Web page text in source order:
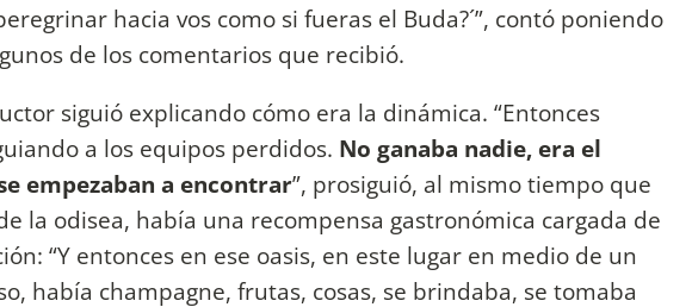
hacia vos como si fueras el Buda?´”, contó poniendo
de los comentarios que recibió.
siguió explicando cómo era la dinámica. “Entonces
a los equipos perdidos. No ganaba nadie, era el
empezaban a encontrar”, prosiguió, al mismo tiempo que
la odisea, había una recompensa gastronómica cargada de
“Y entonces en ese oasis, en este lugar en medio de un
había champagne, frutas, cosas, se brindaba, se tomaba